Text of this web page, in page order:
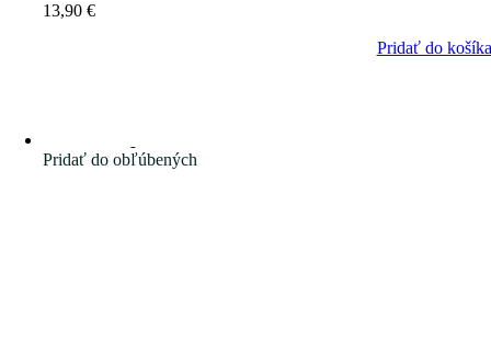
13,90€
Pridať do košíka
Pridať do obľúbených